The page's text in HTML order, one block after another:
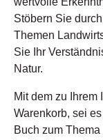
Stöbern Sie
Themen
Sie Ihr
Natur.
Mit dem zu Ihrem
Warenkorb, sei
Buch zum